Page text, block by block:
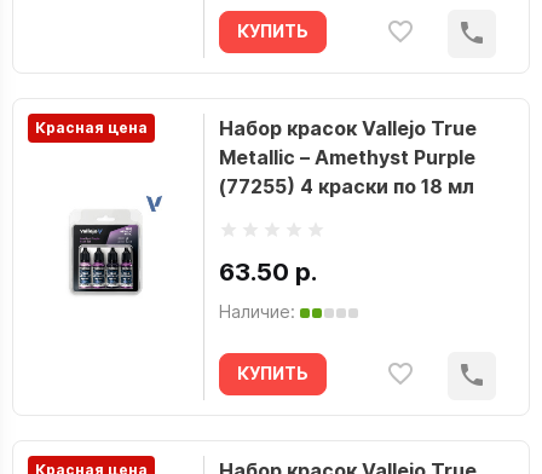
КУПИТЬ
Красная цена
Набор красок Vallejo True
Metallic – Amethyst Purple
(77255) 4 краски по 18 мл
63.50 р.
Наличие:
КУПИТЬ
Красная цена